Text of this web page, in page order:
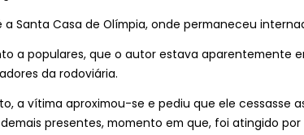
Santa Casa de Olímpia, onde permaneceu
a populares, que o autor estava aparentemente
da rodoviária.
a vítima aproximou-se e pediu que ele cessasse
presentes, momento em que, foi atingido